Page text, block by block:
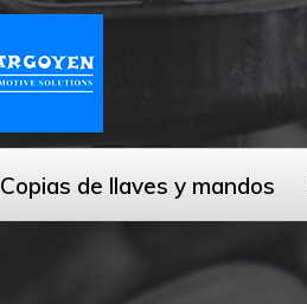
Copias de llaves y mandos